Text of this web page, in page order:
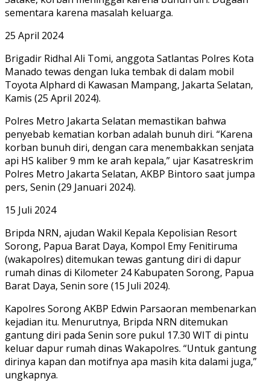
sementara karena masalah keluarga.
25 April 2024
Brigadir Ridhal Ali Tomi, anggota Satlantas Polres Kota
Manado tewas dengan luka tembak di dalam mobil
Toyota Alphard di Kawasan Mampang, Jakarta Selatan,
Kamis (25 April 2024).
Polres Metro Jakarta Selatan memastikan bahwa
penyebab kematian korban adalah bunuh diri. “Karena
korban bunuh diri, dengan cara menembakkan senjata
api HS kaliber 9 mm ke arah kepala,” ujar Kasatreskrim
Polres Metro Jakarta Selatan, AKBP Bintoro saat jumpa
pers, Senin (29 Januari 2024).
15 Juli 2024
Bripda NRN, ajudan Wakil Kepala Kepolisian Resort
Sorong, Papua Barat Daya, Kompol Emy Fenitiruma
(wakapolres) ditemukan tewas gantung diri di dapur
rumah dinas di Kilometer 24 Kabupaten Sorong, Papua
Barat Daya, Senin sore (15 Juli 2024).
Kapolres Sorong AKBP Edwin Parsaoran membenarkan
kejadian itu. Menurutnya, Bripda NRN ditemukan
gantung diri pada Senin sore pukul 17.30 WIT di pintu
keluar dapur rumah dinas Wakapolres. “Untuk gantung
dirinya kapan dan motifnya apa masih kita dalami juga,”
ungkapnya.